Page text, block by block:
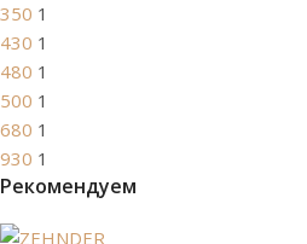
350 1
430 1
480 1
500 1
680 1
930 1
Рекомендуем